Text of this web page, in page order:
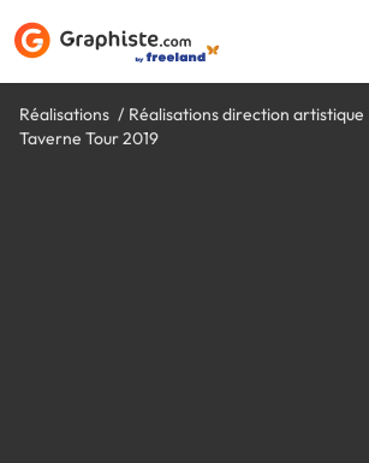
Réalisations
Réalisations direction artistique
Taverne Tour 2019